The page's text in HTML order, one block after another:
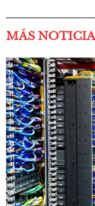
MÁS